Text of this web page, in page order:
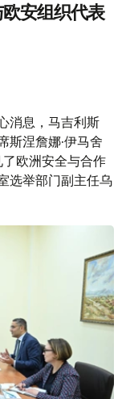
安组织代表
消息，马吉利斯
斯涅詹娜·伊马舍
欧洲安全与合作
选举部门副主任乌